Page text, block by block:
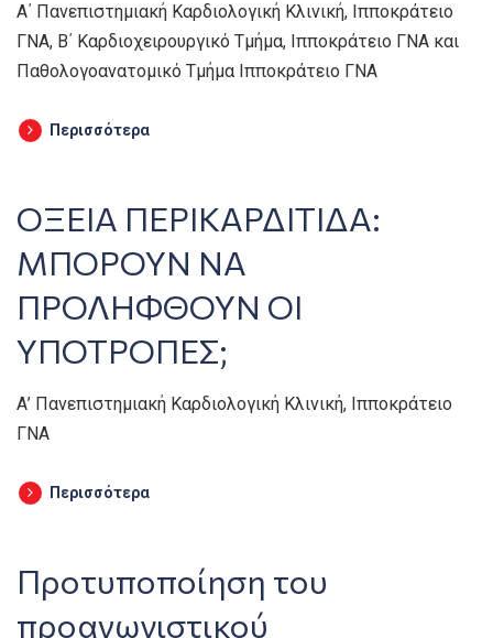
Α΄ Πανεπιστημιακή Καρδιολογική Κλινική, Ιπποκράτειο
ΓΝΑ, Β΄ Καρδιοχειρουργικό Τμήμα, Ιπποκράτειο ΓΝΑ και
Παθολογοανατομικό Τμήμα Ιπποκράτειο ΓΝΑ
Περισσότερα
ΟΞΕΙΑ ΠΕΡΙΚΑΡΔΙΤΙΔΑ:
ΜΠΟΡΟΥΝ ΝΑ
ΠΡΟΛΗΦΘΟΥΝ ΟΙ
ΥΠΟΤΡΟΠΕΣ;
Α’ Πανεπιστημιακή Καρδιολογική Κλινική, Ιπποκράτειο
ΓΝΑ
Περισσότερα
Προτυποποίηση του
προαγωνιστικού